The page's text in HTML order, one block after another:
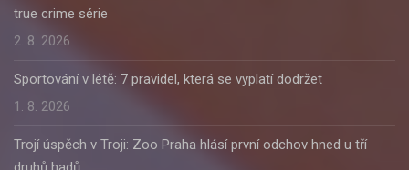
true crime série
2. 8. 2026
Sportování v létě: 7 pravidel, která se vyplatí dodržet
1. 8. 2026
Trojí úspěch v Troji: Zoo Praha hlásí první odchov hned u tří